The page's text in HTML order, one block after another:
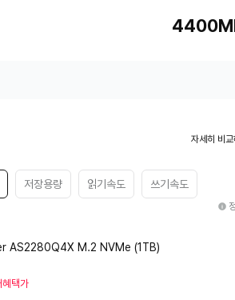
자세히 비
저장용량 읽기속도 쓰기속도
AS2280Q4X M.2 NVMe (1TB)
혜택가